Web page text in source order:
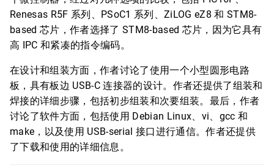
Renesas R5F 系列、PSoC1 系列、ZiLOG eZ8 和 STM8-
based 芯片，作者选择了 STM8-based 芯片，因为它具有
高 IPC 和紧凑的指令编码。
在设计和组装方面，作者讨论了使用一个小型圆形电路
板，具有板边 USB-C 连接器的设计。作者还提供了组装和
焊接的详细步骤，包括初步组装和次要组装。最后，作者
讨论了软件方面，包括使用 Debian Linux、vi、gcc 和
make，以及使用 USB-serial 接口进行通信。作者还提供
了下载和使用的详细信息。